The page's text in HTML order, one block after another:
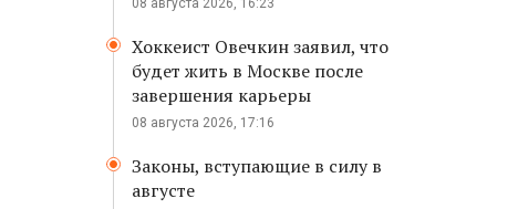
08 августа 2026, 16:23
Хоккеист Овечкин заявил, что
будет жить в Москве после
завершения карьеры
08 августа 2026, 17:16
Законы, вступающие в силу в
августе